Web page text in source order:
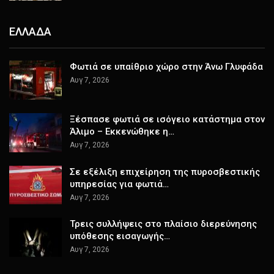
ΕΛΛΑΔΑ
Φωτιά σε υπαίθριο χώρο στην Άνω Γλυφάδα
Αυγ 7, 2026
Ξέσπασε φωτιά σε ισόγειο κατάστημα στον
Άλιμο – Εκκενώθηκε η…
Αυγ 7, 2026
Σε εξέλιξη επιχείρηση της πυροσβεστικής
υπηρεσίας για φωτιά…
Αυγ 7, 2026
Τρεις συλλήψεις στο πλαίσιο διερεύνησης
υπόθεσης εισαγωγής…
Αυγ 7, 2026